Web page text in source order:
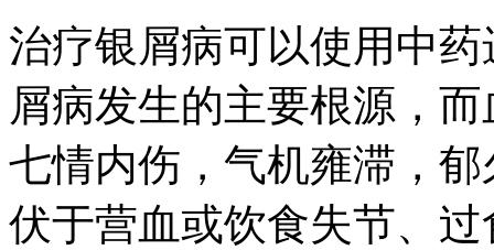
治疗银屑病可以使用中
屑病发生的主要根源，
七情内伤，气机雍滞，
伏于营血或饮食失节、